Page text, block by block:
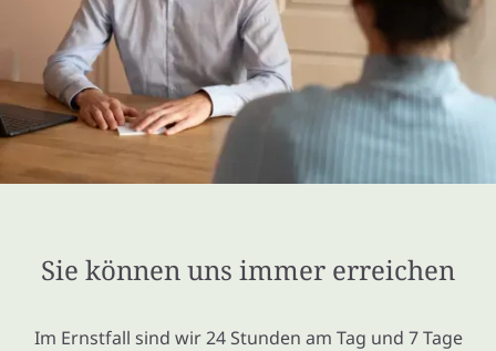
Sie können uns immer erreichen
Im Ernstfall sind wir 24 Stunden am Tag und 7 Tage